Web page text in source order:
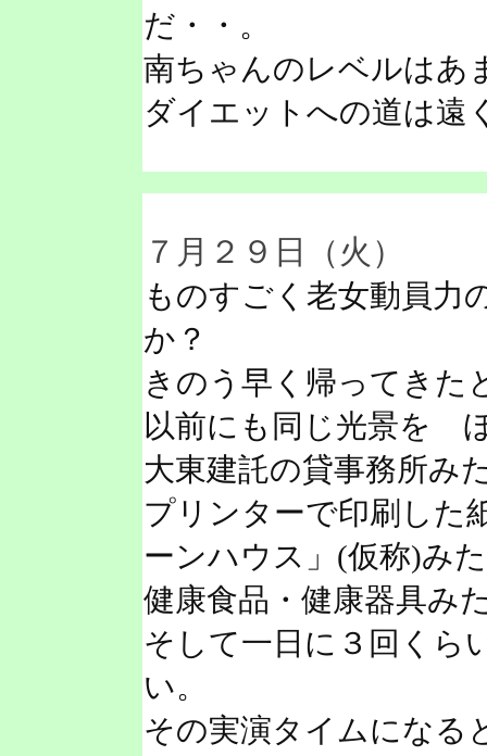
だ・・。
南ちゃんのレベルはあ
ダイエットへの道は遠
７月２９日（火）
ものすごく老女動員力
か？
きのう早く帰ってき
以前にも同じ光景を
大東建託の貸事務所み
プリンターで印刷した
ーンハウス」(仮称)み
健康食品・健康器具み
そして一日に３回くら
い。
その実演タイムにな